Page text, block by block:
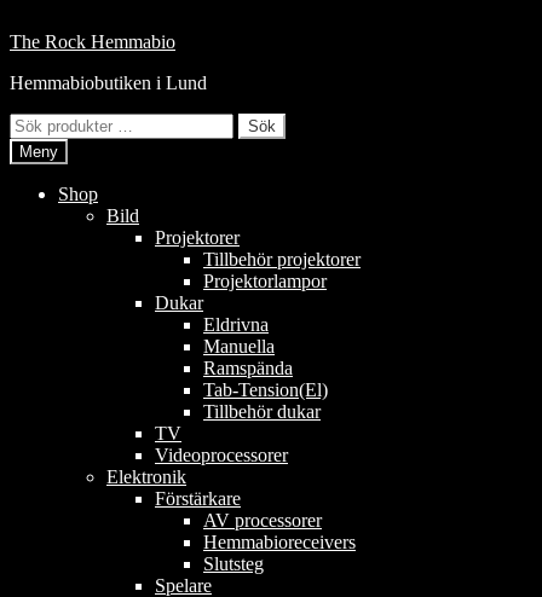
till
Hoppa
navigering
Hoppa
innehåll
The Rock Hemmabio
Hemmabiobutiken i Lund
Sök
efter:
Sök
Meny
Shop
Bild
Projektorer
Tillbehör projektorer
Projektorlampor
Dukar
Eldrivna
Manuella
Ramspända
Tab-Tension(El)
Tillbehör dukar
TV
Videoprocessorer
Elektronik
Förstärkare
AV processorer
Hemmabioreceivers
Slutsteg
Spelare